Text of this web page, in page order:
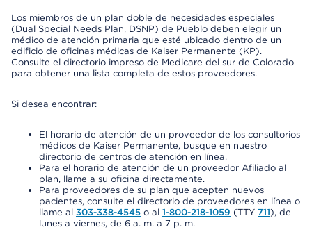
Los miembros de un plan doble de necesidades especiales
(Dual Special Needs Plan, DSNP) de Pueblo deben elegir un
médico de atención primaria que esté ubicado dentro de un
edificio de oficinas médicas de Kaiser Permanente (KP).
Consulte el directorio impreso de Medicare del sur de Colorado
para obtener una lista completa de estos proveedores.
Si desea encontrar:
El horario de atención de un proveedor de los consultorios
médicos de Kaiser Permanente, busque en nuestro
directorio de centros de atención en línea.
Para el horario de atención de un proveedor Afiliado al
plan, llame a su oficina directamente.
Para proveedores de su plan que acepten nuevos
pacientes, consulte el directorio de proveedores en línea o
llame al 303-338-4545 o al 1-800-218-1059 (TTY 711), de
lunes a viernes, de 6 a. m. a 7 p. m.